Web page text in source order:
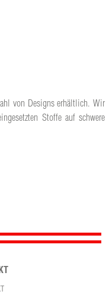
von Designs erhältlich. Wir
Stoffe auf schwere